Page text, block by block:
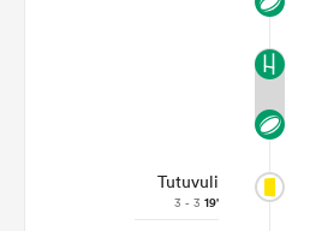
Tutuvuli
3 - 3 19'